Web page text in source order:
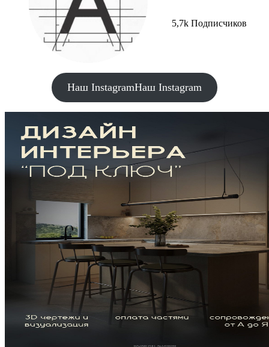
5,7k Подписчиков
Наш InstagramНаш Instagram